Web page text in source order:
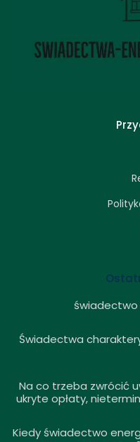
świadectwo
Świadectwa
Na co trzeba zwrócić
ukryte opłaty,
Kiedy świadectwo